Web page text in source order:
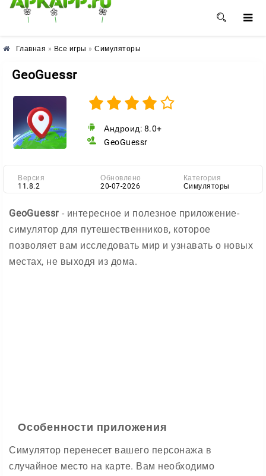
🌸 🌼 🌺
Главная » Все игры » Симуляторы
GeoGuessr
Андроид: 8.0+
GeoGuessr
Версия
11.8.2
Обновлено
20-07-2026
Категория
Симуляторы
GeoGuessr - интересное и полезное приложение-
симулятор для путешественников, которое
позволяет вам исследовать мир и узнавать о новых
местах, не выходя из дома.
Особенности приложения
Симулятор перенесет вашего персонажа в
случайное место на карте. Вам необходимо